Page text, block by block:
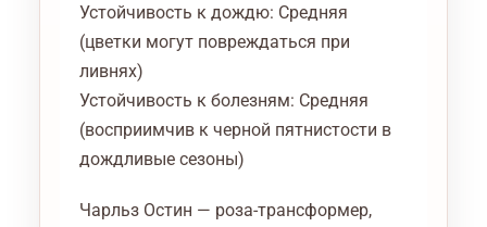
Устойчивость к дождю: Средняя
(цветки могут повреждаться при
ливнях)
Устойчивость к болезням: Средняя
(восприимчив к черной пятнистости в
дождливые сезоны)
Чарльз Остин — роза-трансформер,